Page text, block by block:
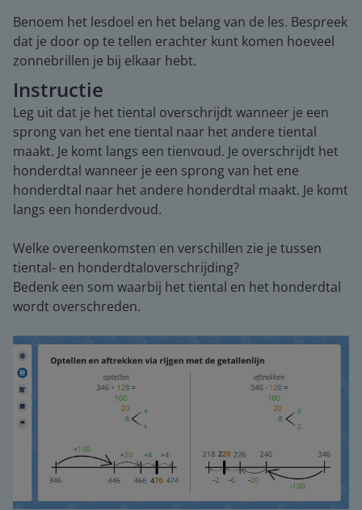
Benoem het lesdoel en het belang van de les. Bespreek
dat je door op te tellen erachter kunt komen hoeveel
zonnebrillen je bij elkaar hebt.
Instructie
Leg uit dat je het tiental overschrijdt wanneer je een
sprong van het ene tiental naar het andere tiental
maakt. Je komt langs een tienvoud. Je overschrijdt het
honderdtal wanneer je een sprong van het ene
honderdtal naar het andere honderdtal maakt. Je komt
langs een honderdvoud.
Welke overeenkomsten en verschillen zie je tussen
tiental- en honderdtaloverschrijding?
Bedenk een som waarbij het tiental en het honderdtal
wordt overschreden.